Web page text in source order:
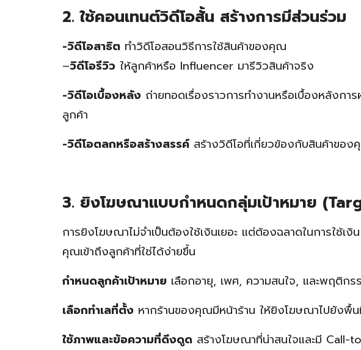
2. ใช้คอนเทนต์วิดีโอสั้น สร้างการมีส่วนร่วม
-วิดีโอสาธิต ทำวิดีโอสอนวิธีการใช้สินค้าของคุณ
–วิดีโอรีวิว ให้ลูกค้าหรือ Influencer มารีวิวสินค้าจริง
-วิดีโอเบื้องหลัง ถ่ายทอดเรื่องราวการทำงานหรือเบื้องหลังกา
ลูกค้า
-วิดีโอตลกหรือสร้างสรรค์ สร้างวิดีโอที่เกี่ยวข้องกับสินค้าของ
3. ยิงโฆษณาแบบกำหนดกลุ่มเป้าหมาย
การยิงโฆษณาไม่จำเป็นต้องใช้เงินเยอะ แต่ต้องฉลาดในการใช้เงิน
คุณเข้าถึงลูกค้าที่ใช่ได้ง่ายขึ้น
กำหนดลูกค้าเป้าหมาย เลือกอายุ, เพศ, ความสนใจ, และพฤติ
เลือกทำเลที่ตั้ง หากร้านของคุณมีหน้าร้าน ให้ยิงโฆษณาไปยังพื้
ใช้ภาพและข้อความที่ดึงดูด สร้างโฆษณาที่น่าสนใจและมี Call-